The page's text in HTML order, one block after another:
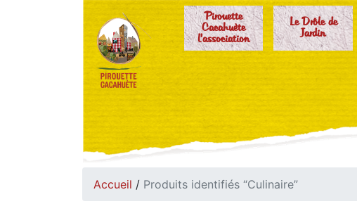
Pirouette
Cacahuète
l'association
Le Drôle de
Jardin
Accueil / Produits identifiés “Culinaire”